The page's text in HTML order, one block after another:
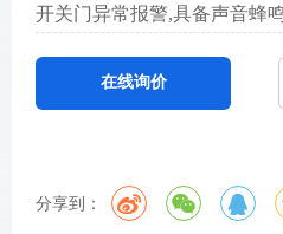
开关门异常报警,具备声音蜂
在线询价
分享到：